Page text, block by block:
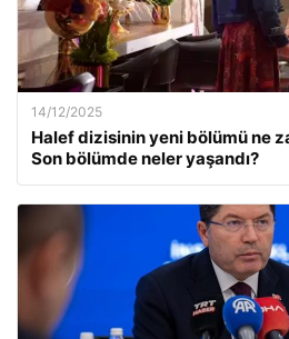
14/12/2025
Halef dizisinin yeni bölümü ne
Son bölümde neler yaşandı?